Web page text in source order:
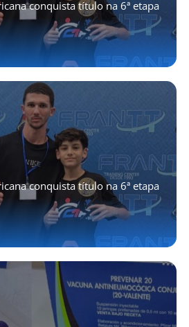
conquista título na 6ª etapa
conquista título na 6ª etapa